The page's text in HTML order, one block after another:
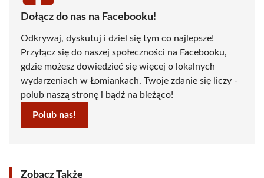
Dołącz do nas na Facebooku!
Odkrywaj, dyskutuj i dziel się tym co najlepsze!
Przyłącz się do naszej społeczności na Facebooku,
gdzie możesz dowiedzieć się więcej o lokalnych
wydarzeniach w Łomiankach. Twoje zdanie się liczy -
polub naszą stronę i bądź na bieżąco!
Polub nas!
Zobacz Także